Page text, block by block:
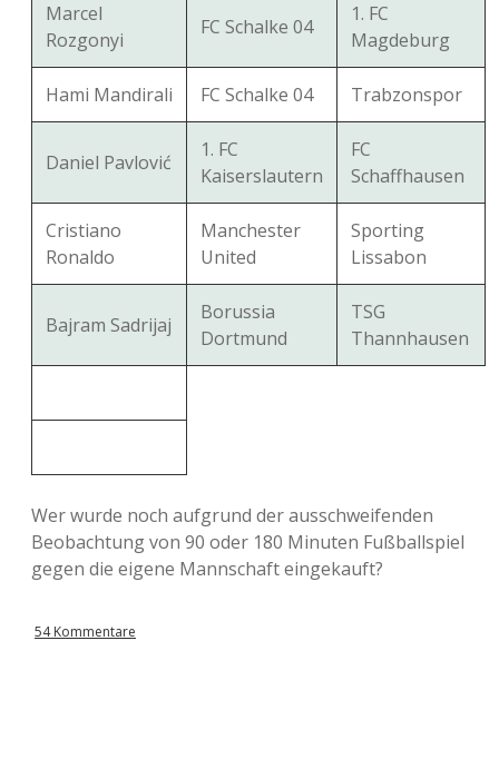
Marcel
Rozgonyi
FC Schalke 04
1. FC
Magdeburg
Hami Mandirali FC Schalke 04 Trabzonspor
Daniel Pavlović
1. FC
Kaiserslautern
FC
Schaffhausen
Cristiano
Ronaldo
Manchester
United
Sporting
Lissabon
Bajram Sadrijaj
Borussia
Dortmund
TSG
Thannhausen
Wer wurde noch aufgrund der ausschweifenden
Beobachtung von 90 oder 180 Minuten Fußballspiel
gegen die eigene Mannschaft eingekauft?
54 Kommentare